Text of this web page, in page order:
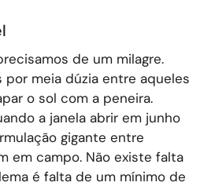
de um milagre.
por meia dúzia entre aqueles
o sol com a peneira.
a janela abrir em junho
gigante entre
em campo. Não existe falta
é falta de um mínimo de